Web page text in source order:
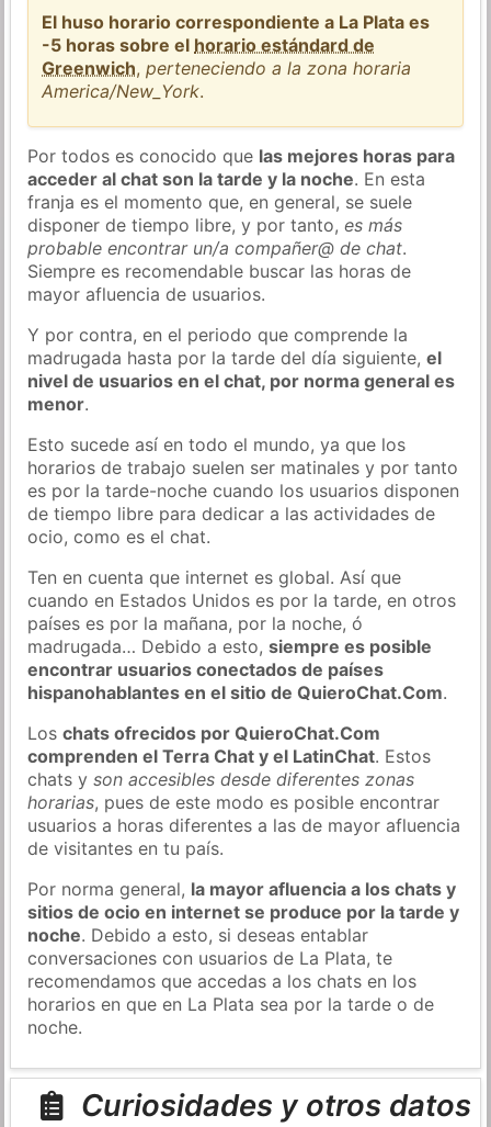
El huso horario correspondiente a La Plata es
-5 horas sobre el horario estándard de
Greenwich,perteneciendo a la zona horaria
America/New_York.
Por todos es conocido que las mejores horas para
acceder al chat son la tarde y la noche. En esta
franja es el momento que, en general, se suele
disponer de tiempo libre, y por tanto,es más
probable encontrar un/a compañer@ de chat.
Siempre es recomendable buscar las horas de
mayor afluencia de usuarios.
Y por contra, en el periodo que comprende la
madrugada hasta por la tarde del día siguiente,el
nivel de usuarios en el chat, por norma general es
menor.
Esto sucede así en todo el mundo, ya que los
horarios de trabajo suelen ser matinales y por tanto
es por la tarde-noche cuando los usuarios disponen
de tiempo libre para dedicar a las actividades de
ocio, como es el chat.
Ten en cuenta que internet es global. Así que
cuando en Estados Unidos es por la tarde, en otros
países es por la mañana, por la noche, ó
madrugada… Debido a esto,siempre es posible
encontrar usuarios conectados de países
hispanohablantes en el sitio de QuieroChat.Com.
Loschats ofrecidos por QuieroChat.Com
comprenden el Terra Chat y el LatinChat. Estos
chats yson accesibles desde diferentes zonas
horarias, pues de este modo es posible encontrar
usuarios a horas diferentes a las de mayor afluencia
de visitantes en tu país.
Por norma general, la mayor afluencia a los chats y
sitios de ocio en internet se produce por la tarde y
noche. Debido a esto, si deseas entablar
conversaciones con usuarios de La Plata, te
recomendamos que accedas a los chats en los
horarios en que en La Plata sea por la tarde o de
noche.
Curiosidades y otros datos